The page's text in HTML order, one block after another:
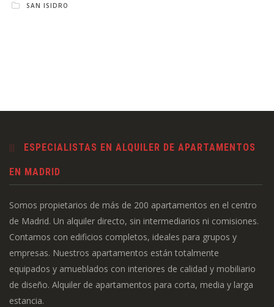
SAN ISIDRO
ESPECIALISTAS EN ALQUILER DE APARTAMENTOS
EN MADRID
Somos propietarios de más de 200 apartamentos en el centro
de Madrid. Un alquiler directo, sin intermediarios ni comisiones.
Contamos con edificios completos, ideales para grupos y
empresas. Nuestros apartamentos están totalmente
equipados y amueblados con interiores de calidad y mobiliario
de diseño. Alquiler de apartamentos para corta, media y larga
estancia.